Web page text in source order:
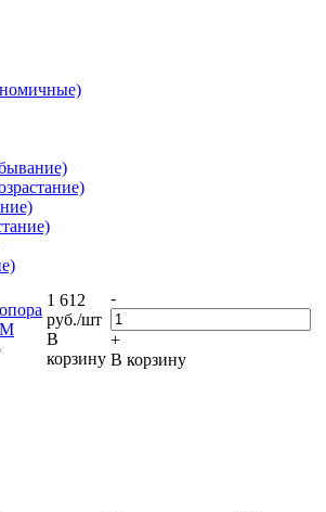
1 612
руб./шт
В
корзину
-
+
В корзину